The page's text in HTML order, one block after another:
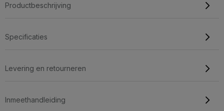
Productbeschrijving
Specificaties
Levering en retourneren
Inmeethandleiding